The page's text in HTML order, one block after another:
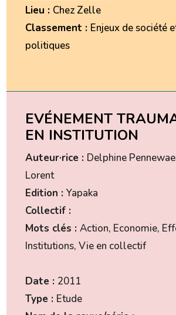
Lieu : Chez Zelle
Classement : Enjeux de société
politiques
EVÉNEMENT
EN INSTITUTION
Auteur·rice : Delphine
Lorent
Edition :Yapaka
Collectif :
Mots clés :Action, Economie,
Institutions, Vie en collectif
Date : 2011
Type : Etude